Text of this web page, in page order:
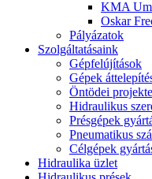
KMA
Oskar
Pályázatok
Szolgáltatásaink
Gépfelújítások
Gépek
Öntödei
Hidraulikus
Présgépek
Pneumatikus
Célgépek
Hidraulika üzlet